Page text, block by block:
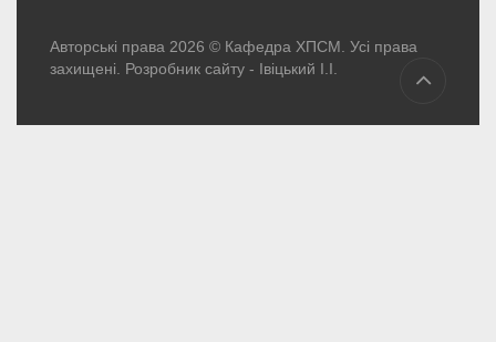
Авторські права 2026 © Кафедра ХПСМ. Усі права
захищені. Розробник сайту - Івіцький І.І.